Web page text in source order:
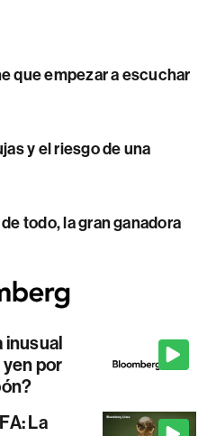
que empezar a escuchar
y el riesgo de una
todo, la gran ganadora
inusual
por
La